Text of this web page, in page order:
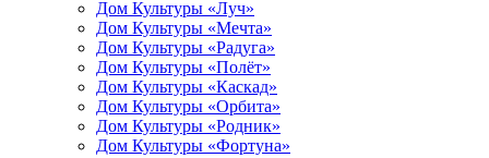
Дом Культуры «Луч»
Дом Культуры «Мечта»
Дом Культуры «Радуга»
Дом Культуры «Полёт»
Дом Культуры «Каскад»
Дом Культуры «Орбита»
Дом Культуры «Родник»
Дом Культуры «Фортуна»